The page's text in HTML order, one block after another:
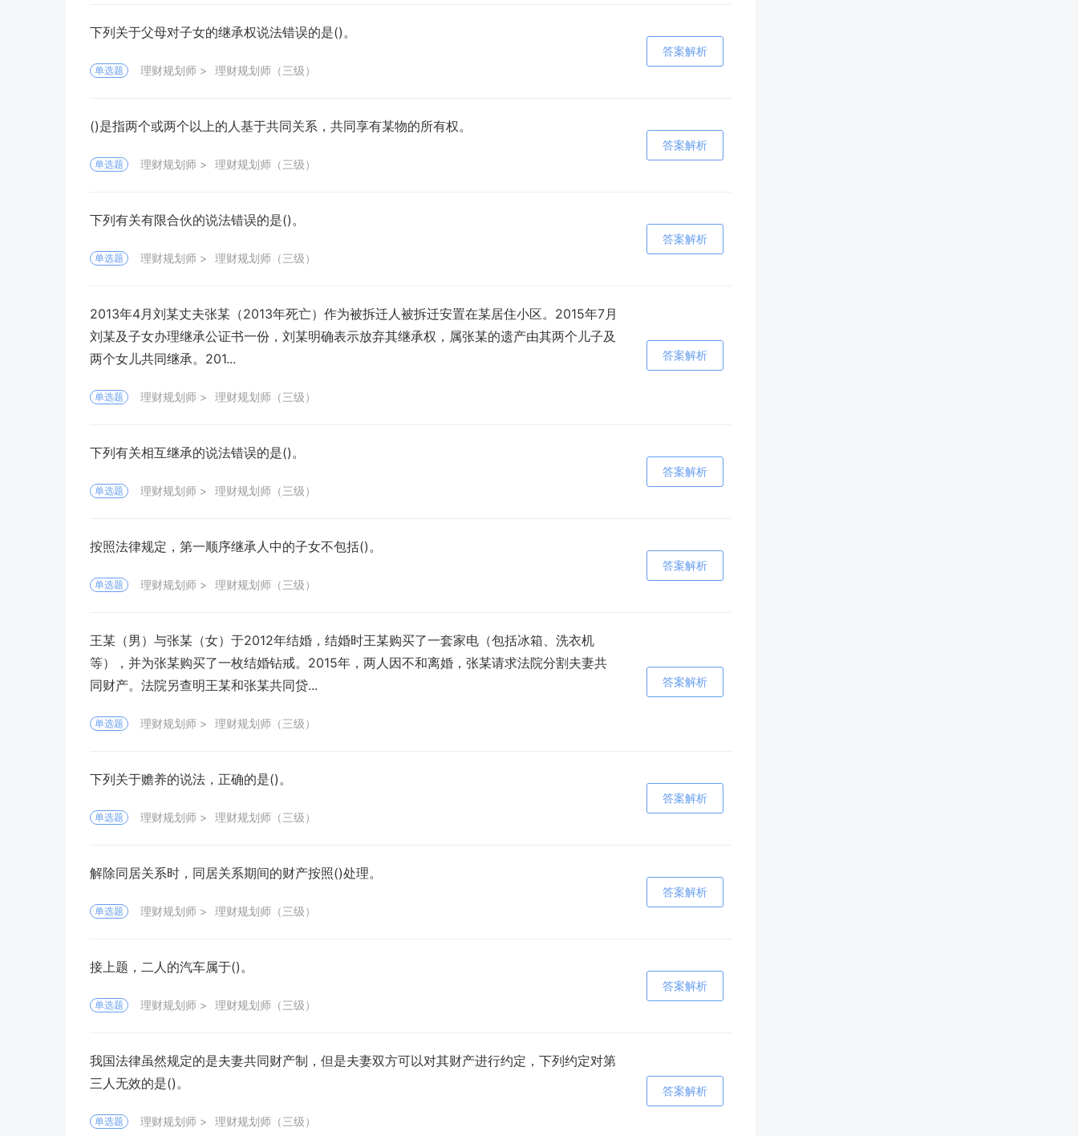
下列关于父母对子女的继承权说法错误的是()。
单选题 理财规划师 理财规划师（三级）
答案解析
()是指两个或两个以上的人基于共同关系，共同享有某物的所有权。
单选题 理财规划师 理财规划师（三级）
答案解析
下列有关有限合伙的说法错误的是()。
单选题 理财规划师 理财规划师（三级）
答案解析
2013年4月刘某丈夫张某（2013年死亡）作为被拆迁人被拆迁安置在某居住小区。2015年7月
刘某及子女办理继承公证书一份，刘某明确表示放弃其继承权，属张某的遗产由其两个儿子及
两个女儿共同继承。201...
单选题 理财规划师 理财规划师（三级）
答案解析
下列有关相互继承的说法错误的是()。
单选题 理财规划师 理财规划师（三级）
答案解析
按照法律规定，第一顺序继承人中的子女不包括()。
单选题 理财规划师 理财规划师（三级）
答案解析
王某（男）与张某（女）于2012年结婚，结婚时王某购买了一套家电（包括冰箱、洗衣机
等），并为张某购买了一枚结婚钻戒。2015年，两人因不和离婚，张某请求法院分割夫妻共
同财产。法院另查明王某和张某共同贷...
单选题 理财规划师 理财规划师（三级）
答案解析
下列关于赡养的说法，正确的是()。
单选题 理财规划师 理财规划师（三级）
答案解析
解除同居关系时，同居关系期间的财产按照()处理。
单选题 理财规划师 理财规划师（三级）
答案解析
接上题，二人的汽车属于()。
单选题 理财规划师 理财规划师（三级）
答案解析
我国法律虽然规定的是夫妻共同财产制，但是夫妻双方可以对其财产进行约定，下列约定对第
三人无效的是()。
单选题 理财规划师 理财规划师（三级）
答案解析